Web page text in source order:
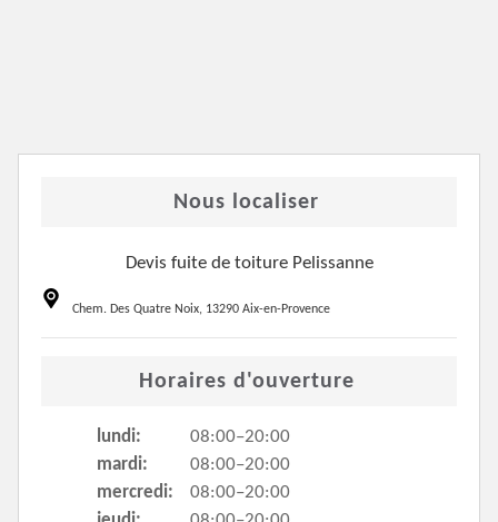
Nous localiser
Devis fuite de toiture Pelissanne
Chem. Des Quatre Noix, 13290 Aix-en-Provence
Horaires d'ouverture
lundi:
08:00–20:00
mardi:
08:00–20:00
mercredi:
08:00–20:00